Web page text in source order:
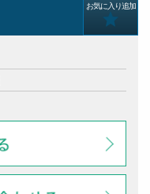
お気に入り追加